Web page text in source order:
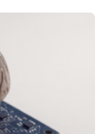
mit
gestützte
für realistische
und
Avatare zu
ganzheitliche
Gestik